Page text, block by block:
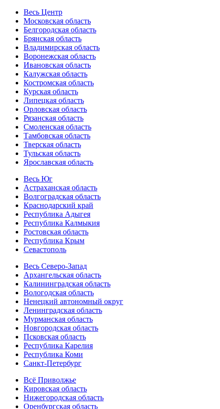
Весь Центр
Московская область
Белгородская область
Брянская область
Владимирская область
Воронежская область
Ивановская область
Калужская область
Костромская область
Курская область
Липецкая область
Орловская область
Рязанская область
Смоленская область
Тамбовская область
Тверская область
Тульская область
Ярославская область
Весь Юг
Астраханская область
Волгоградская область
Краснодарский край
Республика Адыгея
Республика Калмыкия
Ростовская область
Республика Крым
Севастополь
Весь Северо-Запад
Архангельская область
Калининградская область
Вологодская область
Ненецкий автономный округ
Ленинградская область
Мурманская область
Новгородская область
Псковская область
Республика Карелия
Республика Коми
Санкт-Петербург
Всё Приволжье
Кировская область
Нижегородская область
Оренбургская область